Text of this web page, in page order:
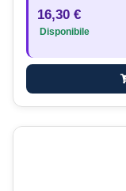
16,30 €
Disponibile